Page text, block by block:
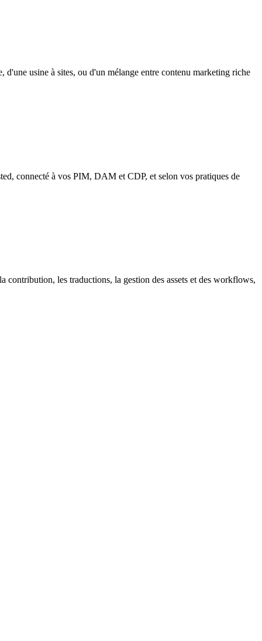
d'une usine à sites, ou d'un mélange entre contenu marketing riche
connecté à vos PIM, DAM et CDP, et selon vos pratiques de
contribution, les traductions, la gestion des assets et des workflows,